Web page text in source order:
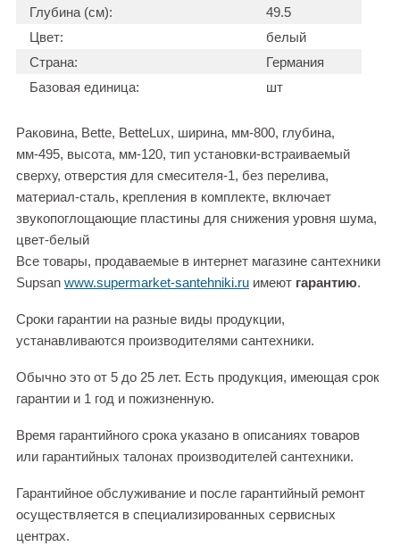
Глубина (см):
49.5
Цвет:
белый
Страна:
Германия
Базовая единица:
шт
Раковина, Bette, BetteLux, ширина, мм-800, глубина,
мм-495, высота, мм-120, тип установки-встраиваемый
сверху, отверстия для смесителя-1, без перелива,
материал-сталь, крепления в комплекте, включает
звукопоглощающие пластины для снижения уровня шума,
цвет-белый
Все товары, продаваемые в интернет магазине сантехники
Supsan www.supermarket-santehniki.ru имеют гарантию.
Сроки гарантии на разные виды продукции,
устанавливаются производителями сантехники.
Обычно это от 5 до 25 лет. Есть продукция, имеющая срок
гарантии и 1 год и пожизненную.
Время гарантийного срока указано в описаниях товаров
или гарантийных талонах производителей сантехники.
Гарантийное обслуживание и после гарантийный ремонт
осуществляется в специализированных сервисных
центрах.